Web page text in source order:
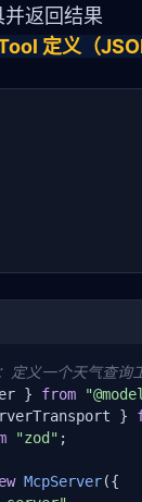
返回结果
定义（
义一个天气查询
} from
}
"zod" ;
McpServer({